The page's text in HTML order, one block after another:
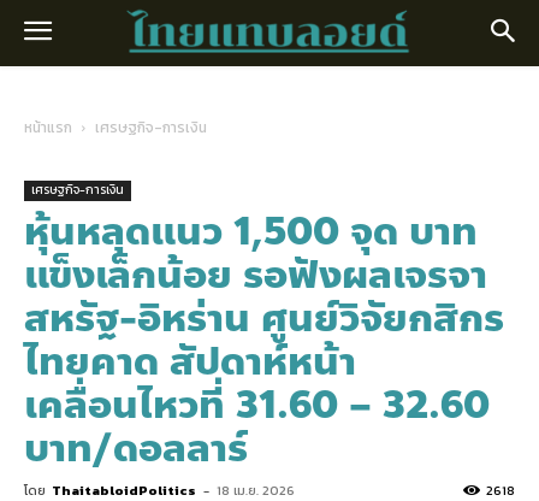
หน้าแรก เศรษฐกิจ-การเงิน
เศรษฐกิจ-การเงิน
หุ้นหลุดแนว 1,500 จุด บาท
แข็งเล็กน้อย รอฟังผลเจรจา
สหรัฐ-อิหร่าน ศูนย์วิจัยกสิกร
ไทยคาด สัปดาห์หน้า
เคลื่อนไหวที่ 31.60 – 32.60
บาท/ดอลลาร์
โดย ThaitabloidPolitics - 18 เม.ย. 2026 2618